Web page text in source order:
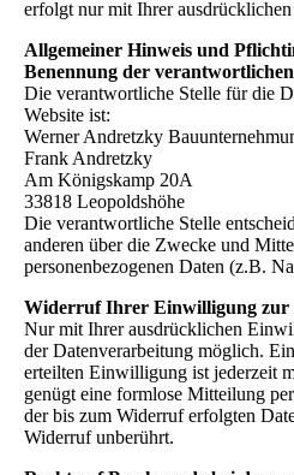
erfolgt nur mit Ihrer
Allgemeiner Hinweis und
Benennung der
Die verantwortliche Stelle für die
Website ist:
Werner Andretzky
Frank Andretzky
Am Königskamp 20A
33818 Leopoldshöhe
Die verantwortliche Stelle
anderen über die Zwecke und
personenbezogenen Daten (z.B.
Widerruf Ihrer Einwilligung zur
Nur mit Ihrer ausdrücklichen
der Datenverarbeitung möglich.
erteilten Einwilligung ist jederzeit
genügt eine formlose Mitteilung
der bis zum Widerruf erfolgten
Widerruf unberührt.